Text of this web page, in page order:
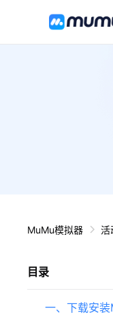
MuMu模拟器 活
目录
一、下载安